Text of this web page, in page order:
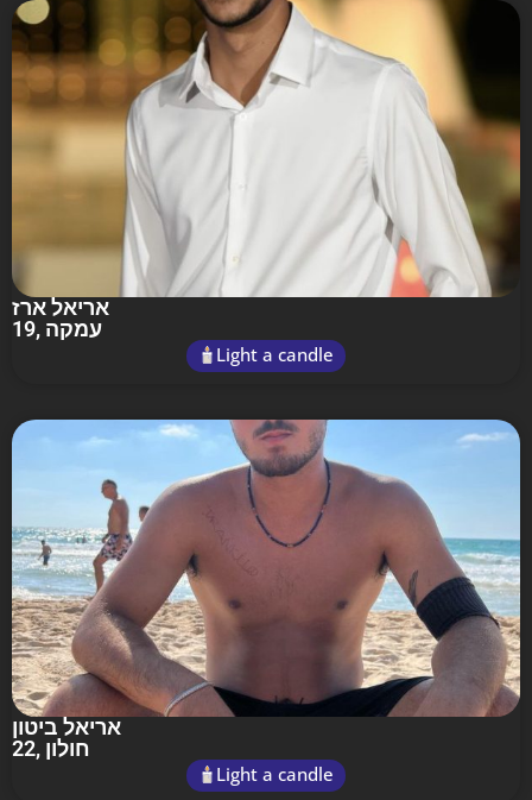
אריאל ארז
19 , עמקה
Light a candle
אריאל ביטון
22 , חולון
Light a candle